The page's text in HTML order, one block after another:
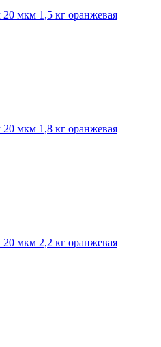
мкм 1,5 кг оранжевая
мкм 1,8 кг оранжевая
мкм 2,2 кг оранжевая